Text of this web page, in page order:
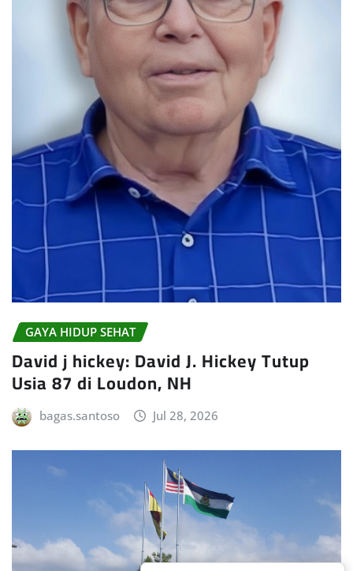
GAYA HIDUP SEHAT
David j hickey: David J. Hickey Tutup
Usia 87 di Loudon, NH
bagas.santoso Jul 28, 2026